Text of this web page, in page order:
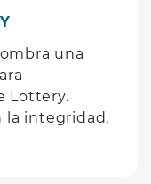
una
Lottery.
la integridad,